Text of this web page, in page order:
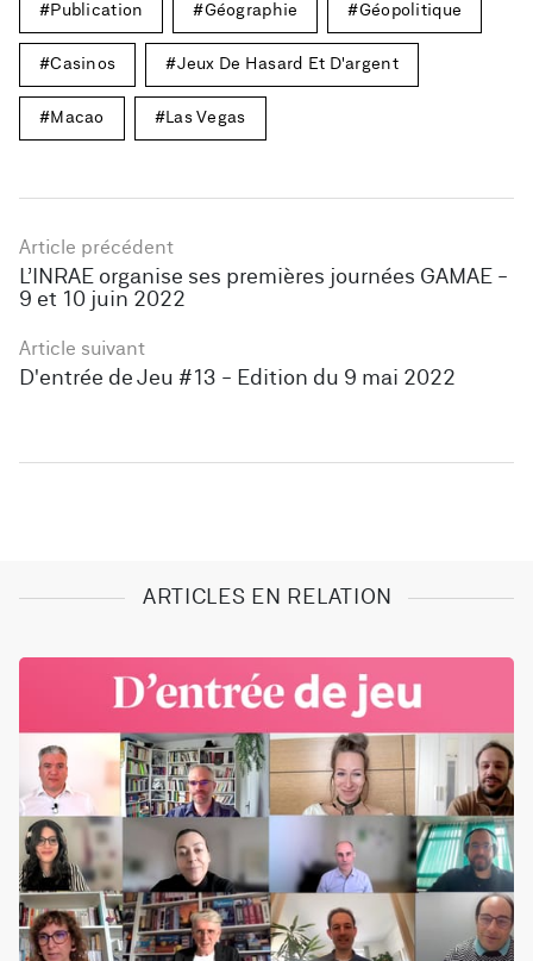
Publication Géographie Géopolitique
Casinos Jeux De Hasard Et D'argent
Macao Las Vegas
Article précédent
L’INRAE organise ses premières journées GAMAE -
9 et 10 juin 2022
Article suivant
D'entrée de Jeu #13 - Edition du 9 mai 2022
ARTICLES EN RELATION